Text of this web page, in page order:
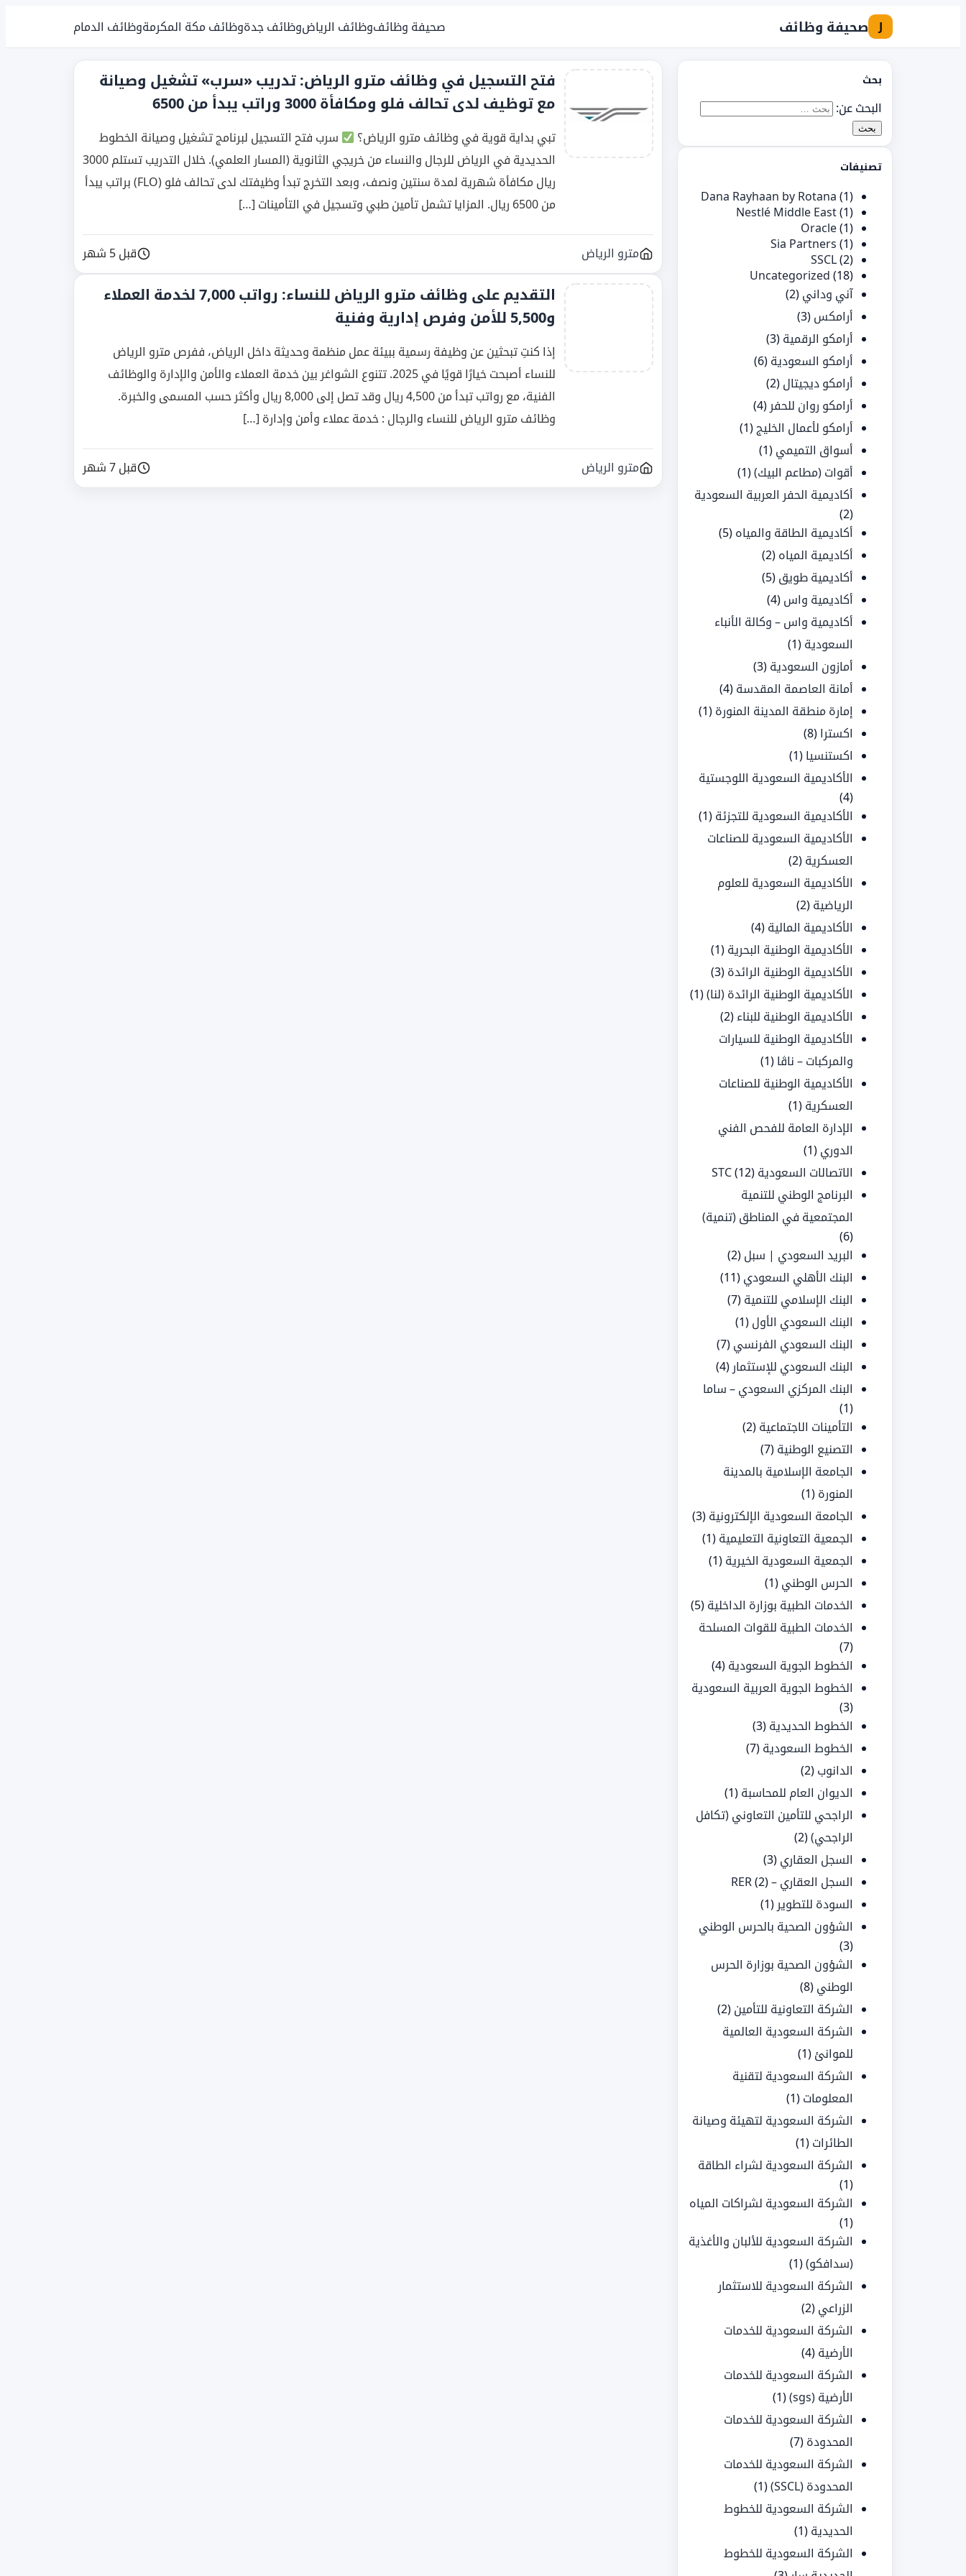
J صحيفة وظائف صحيفة وظائفوظائف الرياضوظائف جدةوظائف مكة المكرمةوظائف الدمام
بحث
البحث عن:
تصنيفات
Dana Rayhaan by Rotana (1)
Nestlé Middle East(1)
Oracle(1)
Sia Partners (1)
SSCL(2)
Uncategorized (18)
آني وداني (2)
أرامكس (3)
أرامكو الرقمية (3)
أرامكو السعودية (6)
أرامكو ديجيتال (2)
أرامكو روان للحفر (4)
أرامكو لأعمال الخليج (1)
أسواق التميمي (1)
أقوات (مطاعم البيك)(1)
أكاديمية الحفر العربية السعودية
(2)
أكاديمية الطاقة والمياه (5)
أكاديمية المياه (2)
أكاديمية طويق (5)
أكاديمية واس (4)
أكاديمية واس – وكالة الأنباء
السعودية (1)
أمازون السعودية (3)
أمانة العاصمة المقدسة (4)
إمارة منطقة المدينة المنورة (1)
اكسترا (8)
اكستنسيا (1)
الأكاديمية السعودية اللوجستية
(4)
الأكاديمية السعودية للتجزئة (1)
الأكاديمية السعودية للصناعات
العسكرية (2)
الأكاديمية السعودية للعلوم
الرياضية (2)
الأكاديمية المالية (4)
الأكاديمية الوطنية البحرية (1)
الأكاديمية الوطنية الرائدة (3)
الأكاديمية الوطنية الرائدة (لنا)(1)
الأكاديمية الوطنية للبناء (2)
الأكاديمية الوطنية للسيارات
والمركبات – ناڤا (1)
الأكاديمية الوطنية للصناعات
العسكرية (1)
الإدارة العامة للفحص الفني
الدوري (1)
الاتصالات السعودية STC (12)
البرنامج الوطني للتنمية
المجتمعية في المناطق (تنمية)
(6)
البريد السعودي | سبل (2)
البنك الأهلي السعودي (11)
البنك الإسلامي للتنمية (7)
البنك السعودي الأول (1)
البنك السعودي الفرنسي (7)
البنك السعودي للإستثمار (4)
البنك المركزي السعودي – ساما
(1)
التأمينات الاجتماعية (2)
التصنيع الوطنية (7)
الجامعة الإسلامية بالمدينة
المنورة (1)
الجامعة السعودية الإلكترونية (3)
الجمعية التعاونية التعليمية (1)
الجمعية السعودية الخيرية (1)
الحرس الوطني (1)
الخدمات الطبية بوزارة الداخلية (5)
الخدمات الطبية للقوات المسلحة
(7)
الخطوط الجوية السعودية (4)
الخطوط الجوية العربية السعودية
(3)
الخطوط الحديدية (3)
الخطوط السعودية (7)
الدانوب (2)
الديوان العام للمحاسبة (1)
الراجحي للتأمين التعاوني (تكافل
الراجحي)(2)
السجل العقاري (3)
السجل العقاري – RER(2)
السودة للتطوير (1)
الشؤون الصحية بالحرس الوطني
(3)
الشؤون الصحية بوزارة الحرس
الوطني (8)
الشركة التعاونية للتأمين (2)
الشركة السعودية العالمية
للموانئ (1)
الشركة السعودية لتقنية
المعلومات (1)
الشركة السعودية لتهيئة وصيانة
الطائرات (1)
الشركة السعودية لشراء الطاقة
(1)
الشركة السعودية لشراكات المياه
(1)
الشركة السعودية للألبان والأغذية
(سدافكو)(1)
الشركة السعودية للاستثمار
الزراعي (2)
الشركة السعودية للخدمات
الأرضية (4)
الشركة السعودية للخدمات
الأرضية (sgs)
(1)
الشركة السعودية للخدمات
المحدودة (7)
الشركة السعودية للخدمات
المحدودة (SSCL)
(1)
الشركة السعودية للخطوط
الحديدية (1)
الشركة السعودية للخطوط
فتح التسجيل في وظائف مترو الرياض: تدريب «سرب» تشغيل وصيانة
مع توظيف لدى تحالف فلو ومكافأة 3000 وراتب يبدأ من 6500
تبي بداية قوية في وظائف مترو الرياض؟
سرب فتح التسجيل لبرنامج تشغيل وصيانة الخطوط
الحديدية في الرياض للرجال والنساء من خريجي الثانوية (المسار العلمي). خلال التدريب تستلم 3000
ريال مكافأة شهرية لمدة سنتين ونصف، وبعد التخرج تبدأ وظيفتك لدى تحالف فلو (FLO) براتب يبدأ
من 6500 ريال. المزايا تشمل تأمين طبي وتسجيل في التأمينات […]
مترو الرياض قبل 5 شهر
التقديم على وظائف مترو الرياض للنساء: رواتب 7,000 لخدمة العملاء
و5,500 للأمن وفرص إدارية وفنية
إذا كنتِ تبحثين عن وظيفة رسمية ببيئة عمل منظمة وحديثة داخل الرياض، ففرص مترو الرياض
للنساء أصبحت خيارًا قويًا في 2025. تتنوع الشواغر بين خدمة العملاء والأمن والإدارة والوظائف
الفنية، مع رواتب تبدأ من 4,500 ريال وقد تصل إلى 8,000 ريال وأكثر حسب المسمى والخبرة.
وظائف مترو الرياض للنساء والرجال : خدمة عملاء وأمن وإدارة […]
مترو الرياض قبل 7 شهر